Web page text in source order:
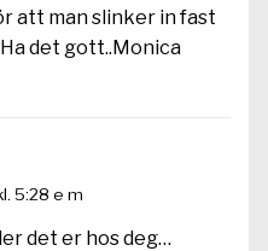
att man slinker in fast
det gott..Monica
5:28 e m
det er hos deg…